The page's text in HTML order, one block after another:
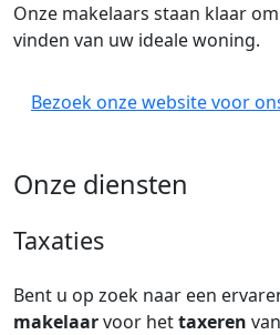
Onze makelaars staan klaar
vinden van uw ideale woning.
Bezoek onze website voor
Onze diensten
Taxaties
Bent u op zoek naar een
makelaarvoor hettaxeren